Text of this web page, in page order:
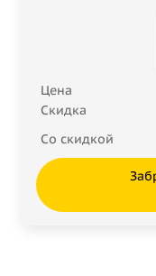
Цена
Скидка
Со скидкой